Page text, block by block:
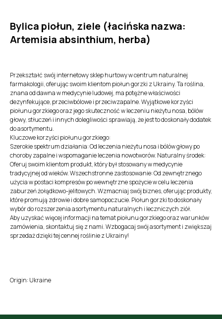
Bylica piołun, ziele (łacińska nazwa:
Artemisia absinthium, herba)
Przekształć swój internetowy sklep hurtowy w centrum naturalnej
farmakologii, oferując swoim klientom piołun gorzki z Ukrainy. Ta roślina,
znana od dawna w medycynie ludowej, ma potężne właściwości
dezynfekujące, przeciwbólowe i przeciwzapalne. Wyjątkowe korzyści
piołunu gorzkiego oraz jego skuteczność w leczeniu nieżytu nosa, bólów
głowy, stłuczeń i innych dolegliwości sprawiają, że jest to doskonały dodatek
do asortymentu.
Kluczowe korzyści piołunu gorzkiego:
Szerokie spektrum działania: Od leczenia nieżytu nosa i bólów głowy po
choroby zapalne i wspomaganie leczenia nowotworów. Naturalny środek:
Oferuj swoim klientom produkt, który był stosowany w medycynie
tradycyjnej od wieków. Wszechstronne zastosowanie: Od zewnętrznego
użycia w postaci kompresów po wewnętrzne spożycie w celu leczenia
zaburzeń żołądkowo-jelitowych. Wzmacniaj swój biznes, oferując produkty,
które promują zdrowie i dobre samopoczucie. Piołun gorzki to doskonały
wybór do rozszerzenia asortymentu naturalnych i leczniczych ziół.
Aby uzyskać więcej informacji na temat piołunu gorzkiego oraz warunków
zamówienia, skontaktuj się z nami. Wzbogacaj swój asortyment i zwiększaj
sprzedaż dzięki tej cennej roślinie z Ukrainy!
Origin: Ukraine